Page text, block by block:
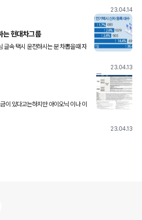
23.04.14
는 현대차그룹
글속 택시 운전하시는 분 차뽑을때 자
다. 정부로부터 전기 수소차 비율
합친 전체 판매에서 적어도 15%를
23.04.13
23.04.13